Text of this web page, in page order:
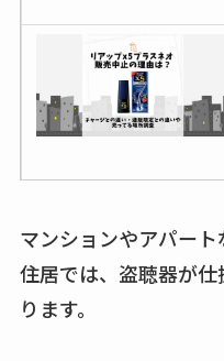
マンションやアパー
住居では、盗聴器が
ります。